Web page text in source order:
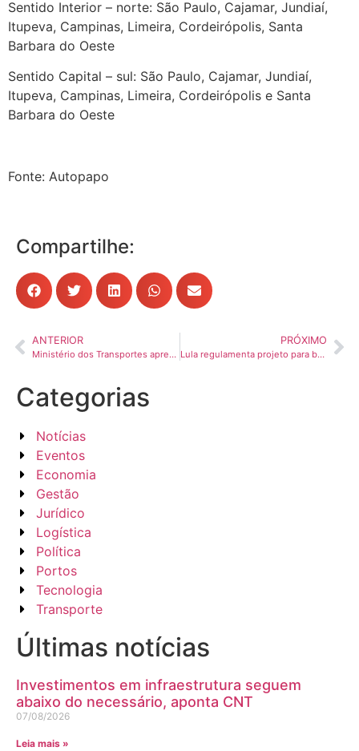
Sentido Interior – norte: São Paulo, Cajamar, Jundiaí,
Itupeva, Campinas, Limeira, Cordeirópolis, Santa
Barbara do Oeste
Sentido Capital – sul: São Paulo, Cajamar, Jundiaí,
Itupeva, Campinas, Limeira, Cordeirópolis e Santa
Barbara do Oeste
Fonte: Autopapo
Compartilhe:
ANTERIOR
Ministério dos Transportes apresenta projeto para abastecimento a gás natural em PPD’s para caminhoneiros
PRÓXIMO
Lula regulamenta projeto para baratear frete de carga e reduzir emissões
Categorias
Notícias
Eventos
Economia
Gestão
Jurídico
Logística
Política
Portos
Tecnologia
Transporte
Últimas notícias
Investimentos em infraestrutura seguem
abaixo do necessário, aponta CNT
07/08/2026
Leia mais »